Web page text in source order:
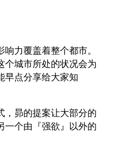
响力覆盖着整个都市。
个城市所处的状况会为
早点分享给大家知
，昴的提案让大部分的
一个由『强欲』以外的